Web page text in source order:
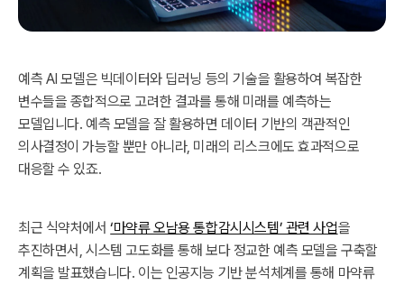
예측 AI 모델은 빅데이터와 딥러닝 등의 기술을 활용하여 복잡한
변수들을 종합적으로 고려한 결과를 통해 미래를 예측하는
모델입니다. 예측 모델을 잘 활용하면 데이터 기반의 객관적인
의사결정이 가능할 뿐만 아니라, 미래의 리스크에도 효과적으로
대응할 수 있죠.
최근 식약처에서‘마약류 오남용 통합감시시스템’ 관련 사업을
추진하면서, 시스템 고도화를 통해 보다 정교한 예측 모델을 구축할
계획을 발표했습니다. 이는 인공지능 기반 분석체계를 통해 마약류